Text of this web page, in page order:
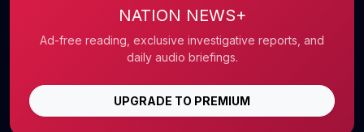
NATION NEWS+
Ad-free reading, exclusive investigative reports, and
daily audio briefings.
UPGRADE TO PREMIUM